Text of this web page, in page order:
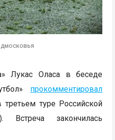
Лукас Оласа в беседе
прокомментировал
туре Российской
Встреча закончилась